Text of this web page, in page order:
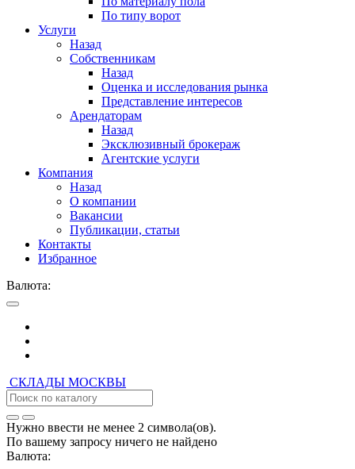
По типу ворот
Услуги
Назад
Собственникам
Назад
Оценка и исследования рынка
Представление интересов
Арендаторам
Назад
Эксклюзивный брокераж
Агентские услуги
Компания
Назад
О компании
Вакансии
Публикации, статьи
Контакты
Избранное
Валюта:
СКЛАДЫ МОСКВЫ
Нужно ввести не менее 2 символа(ов).
По вашему запросу ничего не найдено
Валюта: